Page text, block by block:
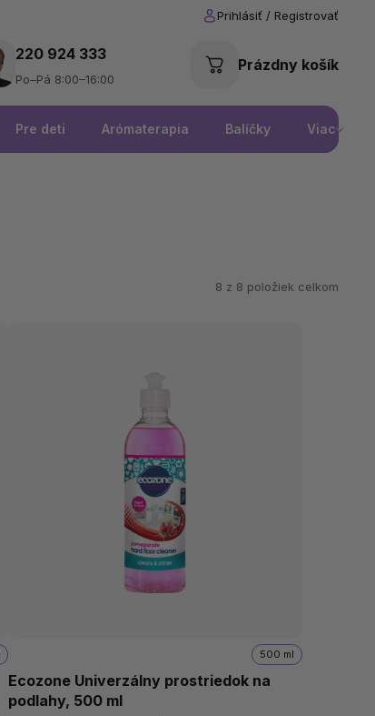
Prázdny košík
220 924 333
Po–Pá 8:00–16:00
Pre deti Arómaterapia Balíčky Viac
8 z 8 položiek celkom
Ecozone Univerzálny prostriedok na
podlahy, 500 ml
500 ml